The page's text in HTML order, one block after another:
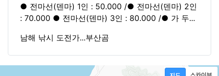
● 전마선(덴마) 1인 : 50.000 /● 전마선(덴마) 2인
: 70.000 ● 전마선(덴마) 3인 : 80.000 /● 가 두...
남해 낚시 도전가...부산곰